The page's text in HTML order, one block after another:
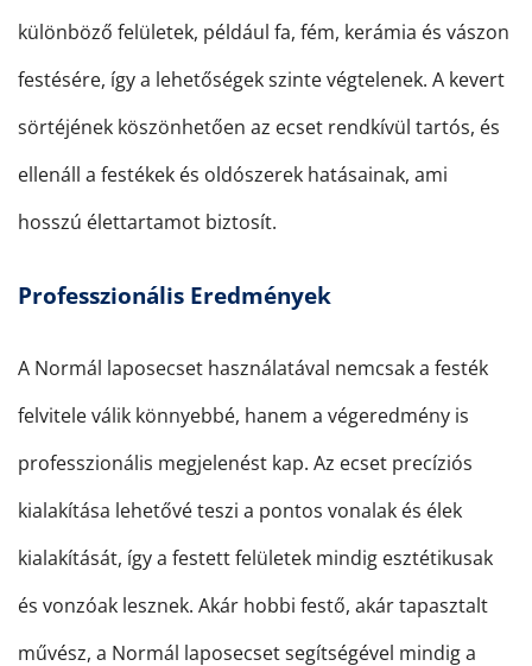
különböző felületek, például fa, fém, kerámia és vászon
festésére, így a lehetőségek szinte végtelenek. A kevert
sörtéjének köszönhetően az ecset rendkívül tartós, és
ellenáll a festékek és oldószerek hatásainak, ami
hosszú élettartamot biztosít.
Professzionális Eredmények
A Normál laposecset használatával nemcsak a festék
felvitele válik könnyebbé, hanem a végeredmény is
professzionális megjelenést kap. Az ecset precíziós
kialakítása lehetővé teszi a pontos vonalak és élek
kialakítását, így a festett felületek mindig esztétikusak
és vonzóak lesznek. Akár hobbi festő, akár tapasztalt
művész, a Normál laposecset segítségével mindig a